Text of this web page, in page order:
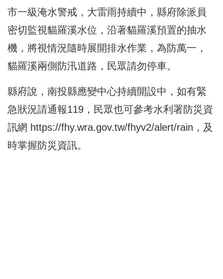
市一級淹水警戒，大雷雨持續中，縣府除派員
密切監視貓羅溪水位，沿著貓羅溪預置的抽水
機，將視情況隨時展開排水作業，為防萬一，
貓羅溪兩側防汛道路，民眾請勿停車。
縣府說，南投縣應變中心持續開設中，如有緊
急狀況請通報119，民眾也可參考水利署防災資
訊網 https://fhy.wra.gov.tw/fhyv2/alert/rain ，及
時掌握防災資訊。